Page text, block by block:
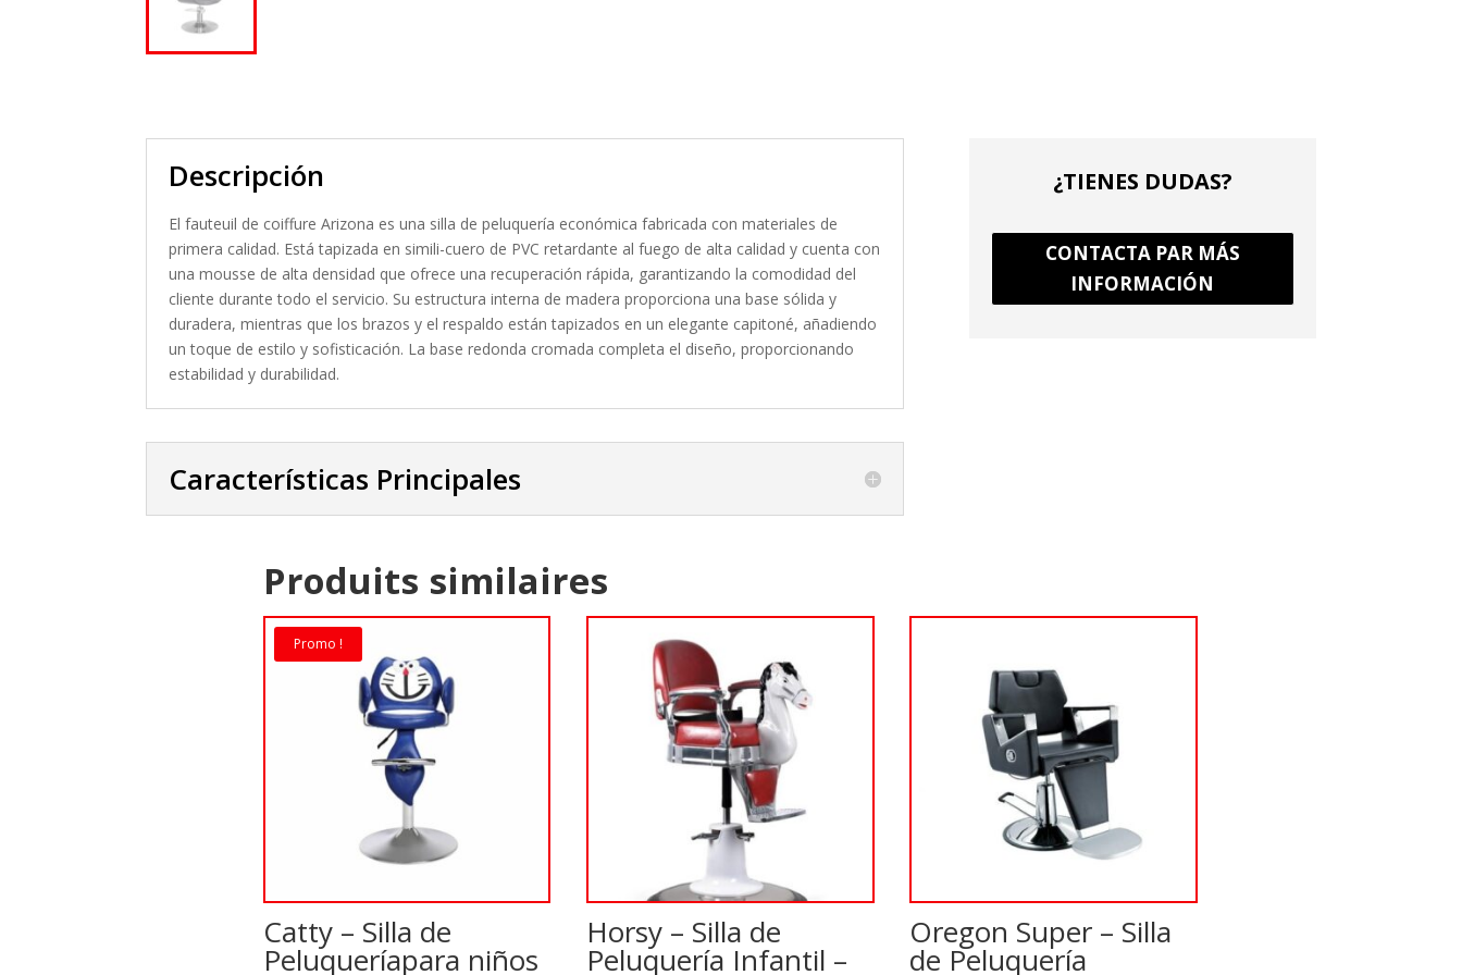
Descripción
El fauteuil de coiffure Arizona es una silla de peluquería económica fabricada con materiales de
primera calidad. Está tapizada en simili-cuero de PVC retardante al fuego de alta calidad y cuenta con
una mousse de alta densidad que ofrece una recuperación rápida, garantizando la comodidad del
cliente durante todo el servicio. Su estructura interna de madera proporciona una base sólida y
duradera, mientras que los brazos y el respaldo están tapizados en un elegante capitoné, añadiendo
un toque de estilo y sofisticación. La base redonda cromada completa el diseño, proporcionando
estabilidad y durabilidad.
Características Principales
¿TIENES DUDAS?
CONTACTA PAR MÁS
INFORMACIÓN
Produits similaires
Promo !
Catty – Silla de
Peluqueríapara niños
Horsy – Silla de
Peluquería Infantil –
Oregon Super – Silla
de Peluquería